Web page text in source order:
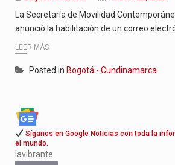
La Secretaría de Movilidad
anunció la habilitación de un correo
LEER MÁS
Posted in Bogotá - Cundinamarca
Síganos en Google Noticias con toda la
el mundo.
lavibrante